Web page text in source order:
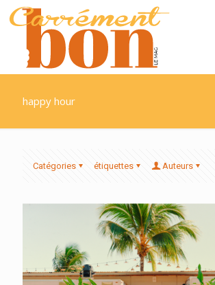
happy hour
Catégories étiquettes Auteurs